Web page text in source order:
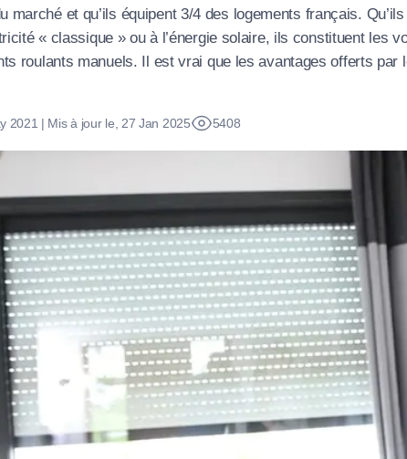
Catalogue Devis gratuit Contact
Catalogue Devis gratuit Contact
Catalogue Devis gratuit Contact
Catalogue Devis gratuit Contact
Catalogue Devis gratuit Contact
marché et qu’ils équipent 3/4 des logements français.
« classique » ou à l’énergie solaire, ils constituent les
roulants manuels. Il est vrai que les avantages offerts par
2021 | Mis à jour le, 27 Jan 2025 5408